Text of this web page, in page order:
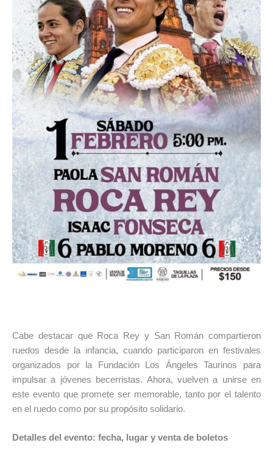
Cabe destacar que Roca Rey y San Román compartieron
ruedos desde la infancia, cuando participaron en festivales
organizados por la Fundación Los Ángeles Taurinos para
impulsar a jóvenes becerristas. Ahora, vuelven a unirse en
este evento que promete ser memorable, tanto por el talento
en el ruedo como por su propósito solidario.
Detalles del evento: fecha, lugar y venta de boletos